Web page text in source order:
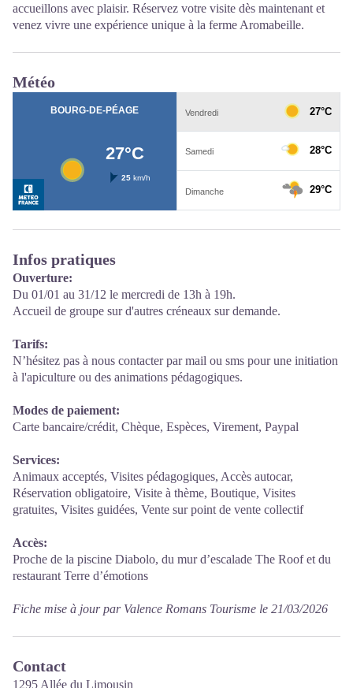
accueillons avec plaisir. Réservez votre visite dès maintenant et
venez vivre une expérience unique à la ferme Aromabeille.
Météo
Infos pratiques
Ouverture:
Du 01/01 au 31/12 le mercredi de 13h à 19h.
Accueil de groupe sur d'autres créneaux sur demande.
Tarifs:
N’hésitez pas à nous contacter par mail ou sms pour une initiation
à l'apiculture ou des animations pédagogiques.
Modes de paiement:
Carte bancaire/crédit, Chèque, Espèces, Virement, Paypal
Services:
Animaux acceptés, Visites pédagogiques, Accès autocar,
Réservation obligatoire, Visite à thème, Boutique, Visites
gratuites, Visites guidées, Vente sur point de vente collectif
Accès:
Proche de la piscine Diabolo, du mur d’escalade The Roof et du
restaurant Terre d’émotions
Fiche mise à jour par Valence Romans Tourisme le 21/03/2026
Contact
1295 Allée du Limousin